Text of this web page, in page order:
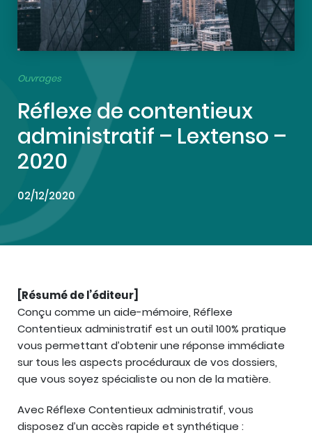
Ouvrages
Réflexe de contentieux
administratif – Lextenso –
2020
02/12/2020
[Résumé de l’éditeur]
Conçu comme un aide-mémoire, Réflexe
Contentieux administratif est un outil 100% pratique
vous permettant d’obtenir une réponse immédiate
sur tous les aspects procéduraux de vos dossiers,
que vous soyez spécialiste ou non de la matière.
Avec Réflexe Contentieux administratif, vous
disposez d’un accès rapide et synthétique :